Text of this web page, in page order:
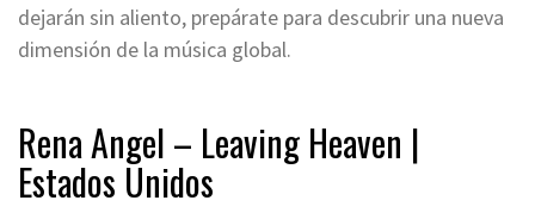
dejarán sin aliento, prepárate para descubrir una nueva
dimensión de la música global.
Rena Angel – Leaving Heaven |
Estados Unidos